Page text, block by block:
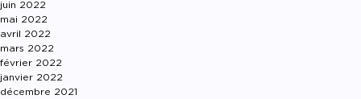
juin 2022
mai 2022
avril 2022
mars 2022
février 2022
janvier 2022
décembre 2021